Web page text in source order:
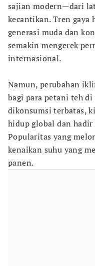
sajian modern—dari
kecantikan. Tren gaya
generasi muda dan
semakin mengerek
internasional.
Namun, perubahan
bagi para petani teh di
dikonsumsi terbatas,
hidup global dan
Popularitas yang
kenaikan suhu yang
panen.